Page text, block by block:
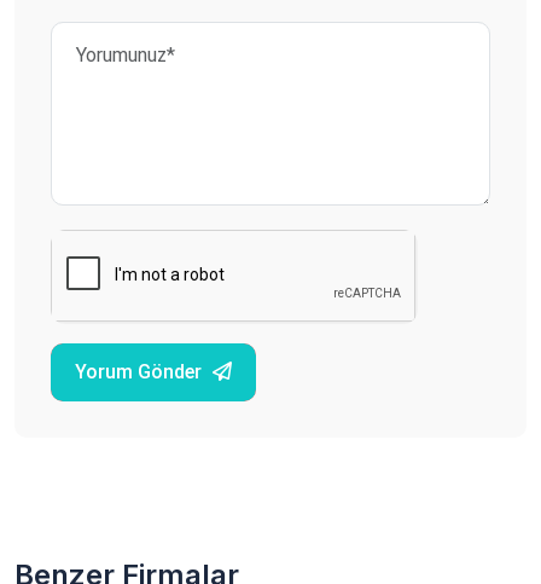
Yorum Gönder
Benzer Firmalar